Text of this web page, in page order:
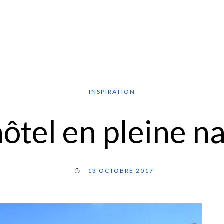
INSPIRATION
en pleine
13 OCTOBRE 2017